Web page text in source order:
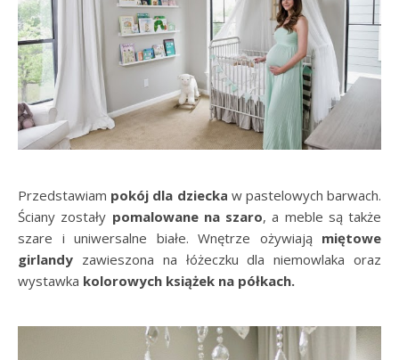
Przedstawiam pokój dla dziecka w pastelowych barwach.
Ściany zostały pomalowane na szaro, a meble są także
szare i uniwersalne białe. Wnętrze ożywiają miętowe
girlandy zawieszona na łóżeczku dla niemowlaka oraz
wystawka kolorowych książek na półkach.